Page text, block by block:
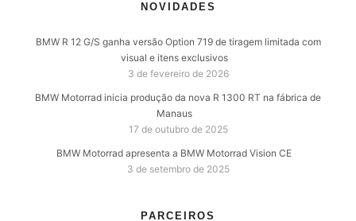
NOVIDADES
BMW R 12 G/S ganha versão Option 719 de tiragem limitada com
visual e itens exclusivos
3 de fevereiro de 2026
BMW Motorrad inicia produção da nova R 1300 RT na fábrica de
Manaus
17 de outubro de 2025
BMW Motorrad apresenta a BMW Motorrad Vision CE
3 de setembro de 2025
PARCEIROS